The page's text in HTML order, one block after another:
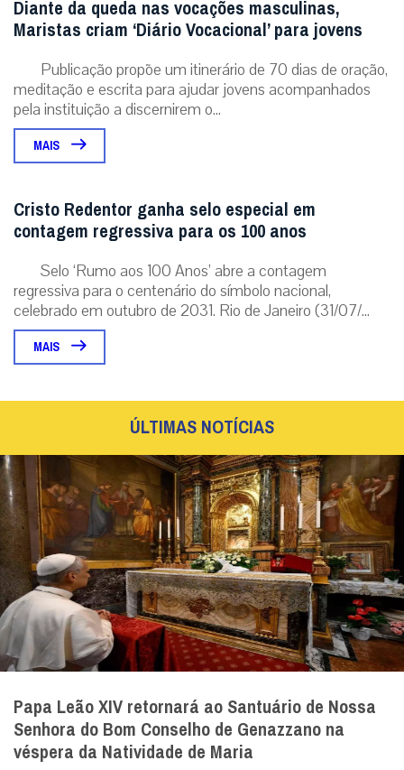
Diante da queda nas vocações masculinas,
Maristas criam ‘Diário Vocacional’ para jovens
Publicação propõe um itinerário de 70 dias de oração,
meditação e escrita para ajudar jovens acompanhados
pela instituição a discernirem o...
MAIS
Cristo Redentor ganha selo especial em
contagem regressiva para os 100 anos
Selo ‘Rumo aos 100 Anos’ abre a contagem
regressiva para o centenário do símbolo nacional,
celebrado em outubro de 2031. Rio de Janeiro (31/07/...
MAIS
ÚLTIMAS NOTÍCIAS
Papa Leão XIV retornará ao Santuário de Nossa
Senhora do Bom Conselho de Genazzano na
véspera da Natividade de Maria